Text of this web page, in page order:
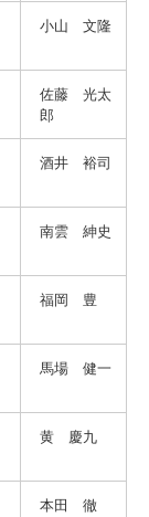
小山 文隆
佐藤 光太
郎
酒井 裕司
南雲 紳史
福岡 豊
馬場 健一
黄 慶九
本田 徹